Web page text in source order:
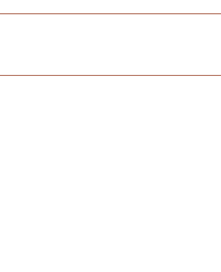
contactez-moi afin d’étudier
être envisagée selon les
commander.
nœuds papillon adulte, ado,
boutons de manchette,
ou accessoires pour